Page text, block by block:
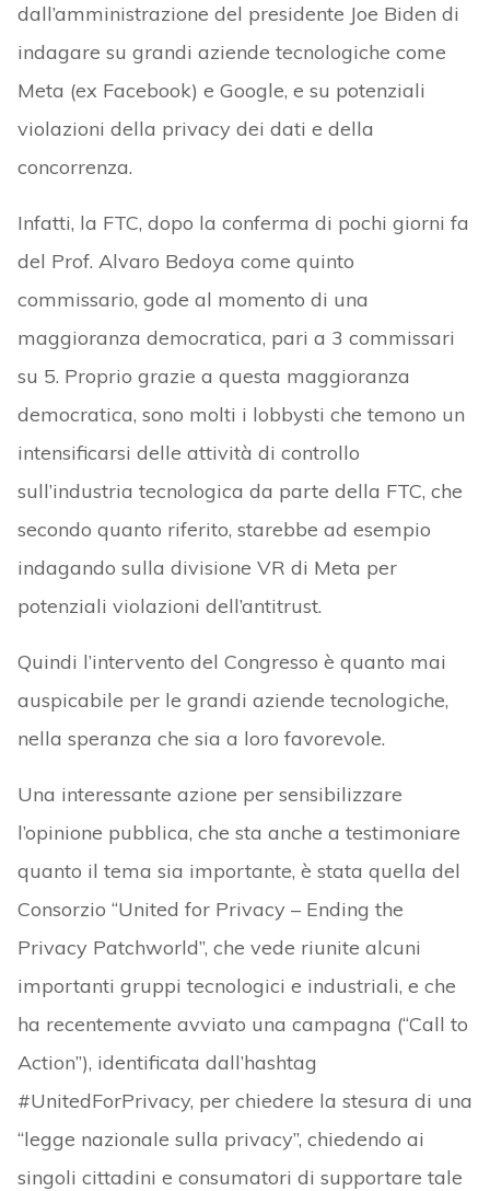
dall’amministrazione del presidente Joe Biden di
indagare su grandi aziende tecnologiche come
Meta (ex Facebook) e Google, e su potenziali
violazioni della privacy dei dati e della
concorrenza.
Infatti, la FTC, dopo la conferma di pochi giorni fa
del Prof. Alvaro Bedoya come quinto
commissario, gode al momento di una
maggioranza democratica, pari a 3 commissari
su 5. Proprio grazie a questa maggioranza
democratica, sono molti i lobbysti che temono un
intensificarsi delle attività di controllo
sull’industria tecnologica da parte della FTC, che
secondo quanto riferito, starebbe ad esempio
indagando sulla divisione VR di Meta per
potenziali violazioni dell’antitrust.
Quindi l’intervento del Congresso è quanto mai
auspicabile per le grandi aziende tecnologiche,
nella speranza che sia a loro favorevole.
Una interessante azione per sensibilizzare
l’opinione pubblica, che sta anche a testimoniare
quanto il tema sia importante, è stata quella del
Consorzio “United for Privacy – Ending the
Privacy Patchworld”, che vede riunite alcuni
importanti gruppi tecnologici e industriali, e che
ha recentemente avviato una campagna (“Call to
Action”), identificata dall’hashtag
#UnitedForPrivacy, per chiedere la stesura di una
“legge nazionale sulla privacy”, chiedendo ai
singoli cittadini e consumatori di supportare tale